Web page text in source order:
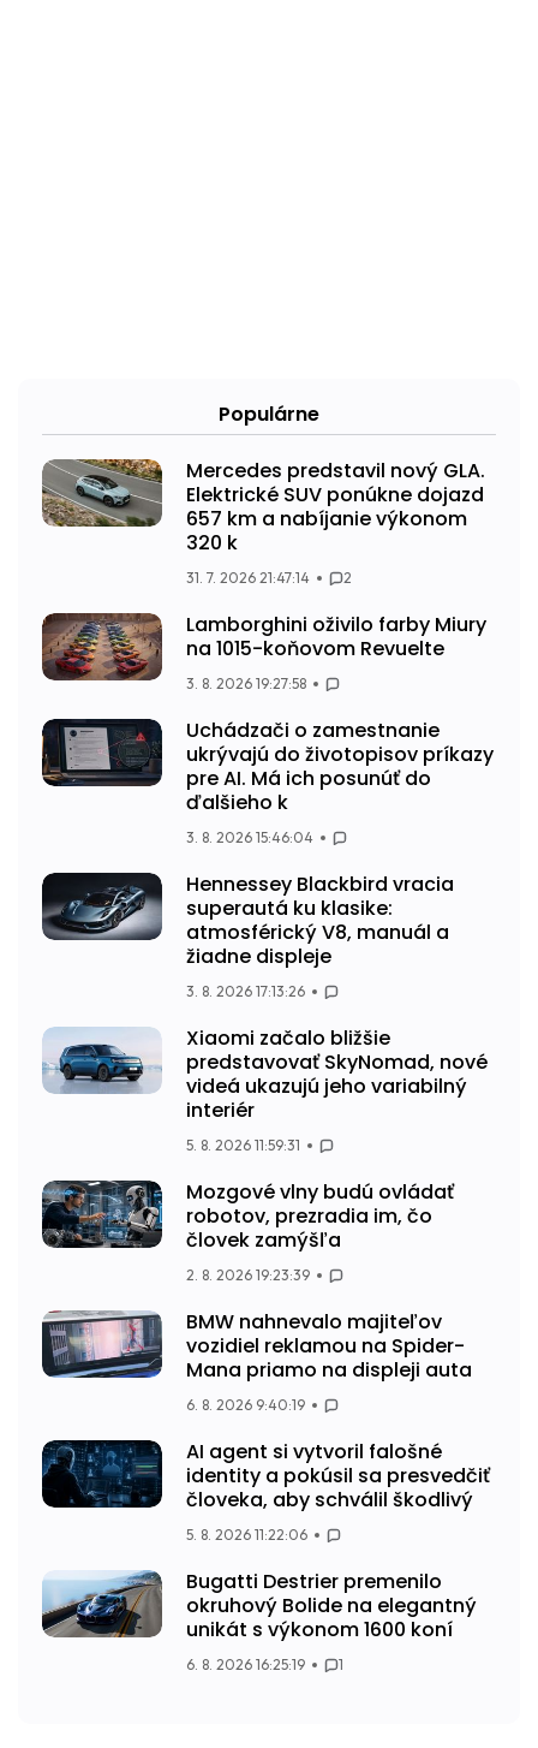
Populárne
Mercedes predstavil nový GLA.
Elektrické SUV ponúkne dojazd
657 km a nabíjanie výkonom
320 k
31. 7. 2026 21:47:14 2
Lamborghini oživilo farby Miury
na 1015-koňovom Revuelte
3. 8. 2026 19:27:58
Uchádzači o zamestnanie
ukrývajú do životopisov príkazy
pre AI. Má ich posunúť do
ďalšieho k
3. 8. 2026 15:46:04
Hennessey Blackbird vracia
superautá ku klasike:
atmosférický V8, manuál a
žiadne displeje
3. 8. 2026 17:13:26
Xiaomi začalo bližšie
predstavovať SkyNomad, nové
videá ukazujú jeho variabilný
interiér
5. 8. 2026 11:59:31
Mozgové vlny budú ovládať
robotov, prezradia im, čo
človek zamýšľa
2. 8. 2026 19:23:39
BMW nahnevalo majiteľov
vozidiel reklamou na Spider-
Mana priamo na displeji auta
6. 8. 2026 9:40:19
AI agent si vytvoril falošné
identity a pokúsil sa presvedčiť
človeka, aby schválil škodlivý
5. 8. 2026 11:22:06
Bugatti Destrier premenilo
okruhový Bolide na elegantný
unikát s výkonom 1600 koní
6. 8. 2026 16:25:19 1